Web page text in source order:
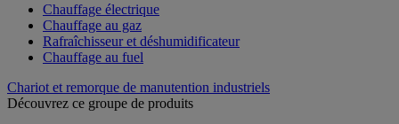
Chauffage électrique
Chauffage au gaz
Rafraîchisseur et déshumidificateur
Chauffage au fuel
Chariot et remorque de manutention industriels
Découvrez ce groupe de produits